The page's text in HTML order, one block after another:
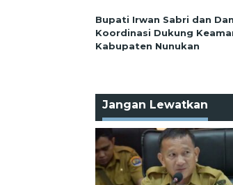
Bupati Irwan Sabri dan
Koordinasi Dukung
Kabupaten Nunukan
Jangan Lewatkan